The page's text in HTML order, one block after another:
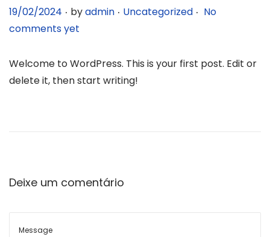
P
o
t
e
19/02/2024 . byadmin . P
t
e
Uncategorized . No
comments yet
Welcome to WordPress. This is your first post. Edit or
delete it, then start writing!
Deixe um comentário